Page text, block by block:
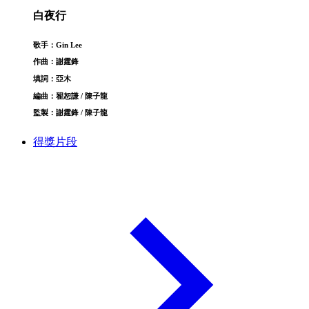
白夜行
歌手：Gin Lee
作曲：謝霆鋒
填詞：亞木
編曲：翟恕謙 / 陳子龍
監製：謝霆鋒 / 陳子龍
得獎片段